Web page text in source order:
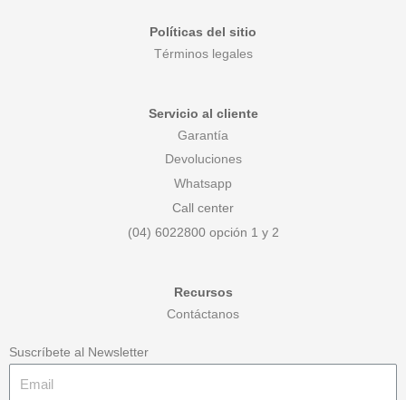
Políticas del sitio
Términos legales
Servicio al cliente
Garantía
Devoluciones
Whatsapp
Call center
(04) 6022800 opción 1 y 2
Recursos
Contáctanos
Suscríbete al Newsletter